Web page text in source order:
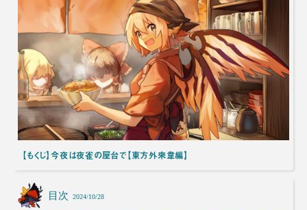
【もくじ】今夜は夜雀の屋台で【東方外來韋編】
目次 2024/10/28